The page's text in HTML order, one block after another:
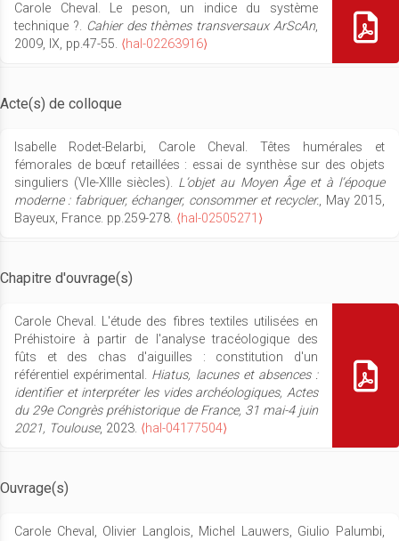
Carole Cheval. Le peson, un indice du système
technique ?. Cahier des thèmes transversaux ArScAn,
2009, IX, pp.47-55. ⟨hal-02263916⟩
Acte(s) de colloque
Isabelle Rodet-Belarbi, Carole Cheval. Têtes humérales et
fémorales de bœuf retaillées : essai de synthèse sur des objets
singuliers (VIe-XIIIe siècles). L’objet au Moyen Âge et à l’époque
moderne : fabriquer, échanger, consommer et recycler., May 2015,
Bayeux, France. pp.259-278. ⟨hal-02505271⟩
Chapitre d'ouvrage(s)
Carole Cheval. L'étude des fibres textiles utilisées en
Préhistoire à partir de l'analyse tracéologique des
fûts et des chas d'aiguilles : constitution d'un
référentiel expérimental. Hiatus, lacunes et absences :
identifier et interpréter les vides archéologiques, Actes
du 29e Congrès préhistorique de France, 31 mai-4 juin
2021, Toulouse, 2023. ⟨hal-04177504⟩
Ouvrage(s)
Carole Cheval, Olivier Langlois, Michel Lauwers, Giulio Palumbi,